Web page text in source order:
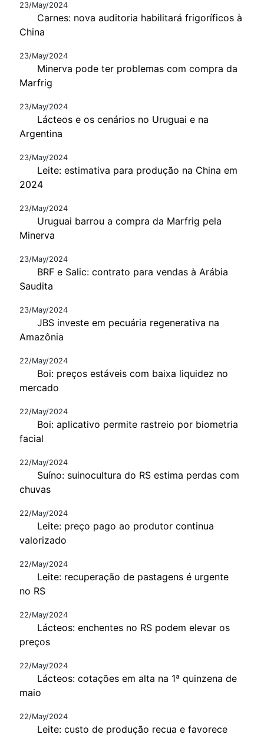
23/May/2024
Carnes: nova auditoria habilitará frigoríficos à
China
23/May/2024
Minerva pode ter problemas com compra da
Marfrig
23/May/2024
Lácteos e os cenários no Uruguai e na
Argentina
23/May/2024
Leite: estimativa para produção na China em
2024
23/May/2024
Uruguai barrou a compra da Marfrig pela
Minerva
23/May/2024
BRF e Salic: contrato para vendas à Arábia
Saudita
23/May/2024
JBS investe em pecuária regenerativa na
Amazônia
22/May/2024
Boi: preços estáveis com baixa liquidez no
mercado
22/May/2024
Boi: aplicativo permite rastreio por biometria
facial
22/May/2024
Suíno: suinocultura do RS estima perdas com
chuvas
22/May/2024
Leite: preço pago ao produtor continua
valorizado
22/May/2024
Leite: recuperação de pastagens é urgente
no RS
22/May/2024
Lácteos: enchentes no RS podem elevar os
preços
22/May/2024
Lácteos: cotações em alta na 1ª quinzena de
maio
22/May/2024
Leite: custo de produção recua e favorece